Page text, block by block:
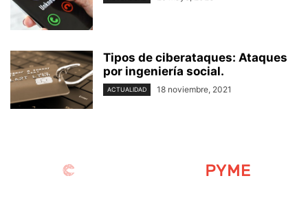
Tipos de ciberataques: Ataques
por ingeniería social.
ACTUALIDAD 18 noviembre, 2021